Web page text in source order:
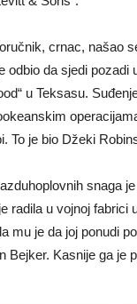
crnac, našao
odbio da sjedi pozadi
u Teksasu.
To je bio Džeki
snaga
radila u vojnoj fabrici
mu je da joj ponudi
Bejker. Kasnije ga je